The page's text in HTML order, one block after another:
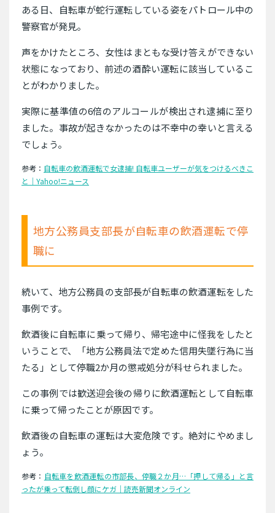
ある日、自転車が蛇行運転している姿をパトロール中の
警察官が発見。
声をかけたところ、女性はまともな受け答えができない
状態になっており、前述の酒酔い運転に該当しているこ
とがわかりました。
実際に基準値の6倍のアルコールが検出され逮捕に至り
ました。事故が起きなかったのは不幸中の幸いと言える
でしょう。
参考： 自転車の飲酒運転で女逮捕! 自転車ユーザーが気をつけるべきこ
と｜Yahoo!ニュース
地方公務員支部長が自転車の飲酒運転で停
職に
続いて、地方公務員の支部長が自転車の飲酒運転をした
事例です。
飲酒後に自転車に乗って帰り、帰宅途中に怪我をしたと
いうことで、「地方公務員法で定めた信用失墜行為に当
たる」として停職2か月の懲戒処分が科せられました。
この事例では歓送迎会後の帰りに飲酒運転として自転車
に乗って帰ったことが原因です。
飲酒後の自転車の運転は大変危険です。絶対にやめまし
ょう。
参考： 自転車を飲酒運転の市部長、停職２か月…「押して帰る」と言
ったが乗って転倒し顔にケガ｜読売新聞オンライン